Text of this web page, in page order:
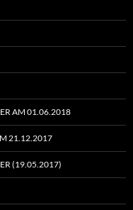
AM 01.06.2018
21.12.2017
(19.05.2017)